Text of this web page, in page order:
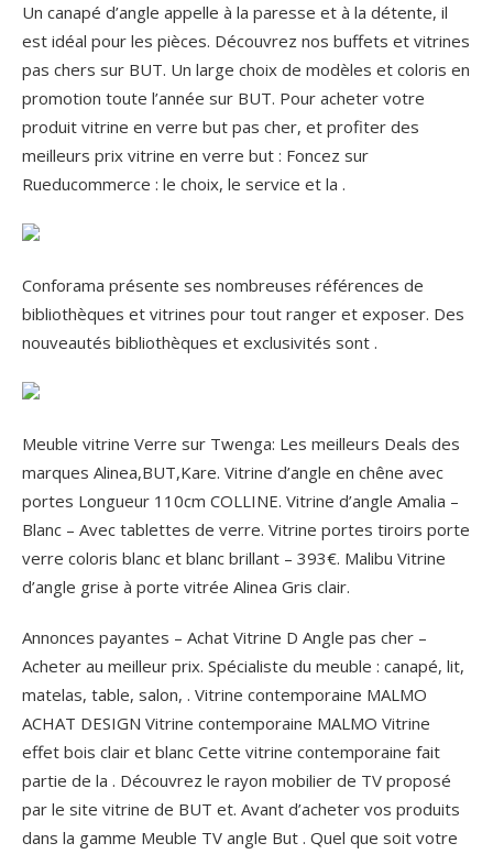
Un canapé d’angle appelle à la paresse et à la détente, il
est idéal pour les pièces. Découvrez nos buffets et vitrines
pas chers sur BUT. Un large choix de modèles et coloris en
promotion toute l’année sur BUT. Pour acheter votre
produit vitrine en verre but pas cher, et profiter des
meilleurs prix vitrine en verre but : Foncez sur
Rueducommerce : le choix, le service et la .
Conforama présente ses nombreuses références de
bibliothèques et vitrines pour tout ranger et exposer. Des
nouveautés bibliothèques et exclusivités sont .
Meuble vitrine Verre sur Twenga: Les meilleurs Deals des
marques Alinea,BUT,Kare. Vitrine d’angle en chêne avec
portes Longueur 110cm COLLINE. Vitrine d’angle Amalia –
Blanc – Avec tablettes de verre. Vitrine portes tiroirs porte
verre coloris blanc et blanc brillant – 393€. Malibu Vitrine
d’angle grise à porte vitrée Alinea Gris clair.
Annonces payantes – Achat Vitrine D Angle pas cher –
Acheter au meilleur prix. Spécialiste du meuble : canapé, lit,
matelas, table, salon, . Vitrine contemporaine MALMO
ACHAT DESIGN Vitrine contemporaine MALMO Vitrine
effet bois clair et blanc Cette vitrine contemporaine fait
partie de la . Découvrez le rayon mobilier de TV proposé
par le site vitrine de BUT et. Avant d’acheter vos produits
dans la gamme Meuble TV angle But . Quel que soit votre